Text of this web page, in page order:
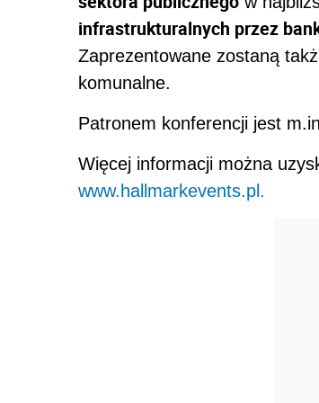
infrastrukturalnych przez
Zaprezentowane zostaną
komunalne.
Patronem konferencji jest
Więcej informacji można
www.hallmarkevents.pl.